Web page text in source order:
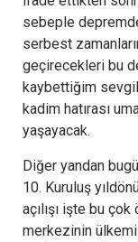
sebeple
serbest
geçirecekleri bu
kaybettiğim
kadim hatırası
yaşayacak.
Diğer yandan
10. Kuruluş
açılışı işte bu
merkezinin